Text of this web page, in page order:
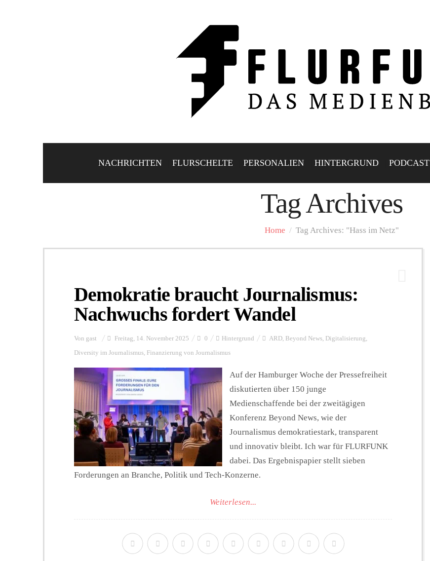
NACHRICHTEN FLURSCHELTE PERSONALIEN HINTERGRUND PODCAST
Tag Archives
Home / Tag Archives: "Hass im Netz"
Demokratie braucht Journalismus:
Nachwuchs fordert Wandel
Von gast Freitag, 14. November 2025 0 Hintergrund ARD, Beyond News, Digitalisierung,
Diversity im Journalismus, Finanzierung von Journalismus
Auf der Hamburger Woche der Pressefreiheit
diskutierten über 150 junge
Medienschaffende bei der zweitägigen
Konferenz Beyond News, wie der
Journalismus demokratiestark, transparent
und innovativ bleibt. Ich war für FLURFUNK
dabei. Das Ergebnispapier stellt sieben
Forderungen an Branche, Politik und Tech-Konzerne.
Weiterlesen...